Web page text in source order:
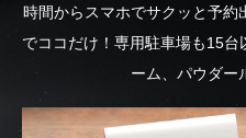
時間からスマホでサクッと予
でココだけ！専用駐車場も15
ーム、パウダー